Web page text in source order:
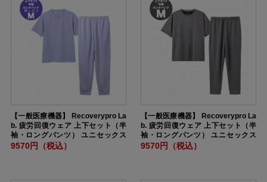
【一般医療機器】 Recoverypro La
b. 疲労回復ウェア 上下セット（半
袖・ロングパンツ） ユニセックス
ゆったりMサイズ PURPLE
9570円（税込）
【一般医療機器】 Recoverypro La
b. 疲労回復ウェア 上下セット（半
袖・ロングパンツ） ユニセックス
Mサイズ DARKGRAY
9570円（税込）